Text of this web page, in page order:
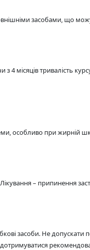
засобами, що
4 місяців тривалість
особливо при жирній
– припинення
засоби. Не допускати